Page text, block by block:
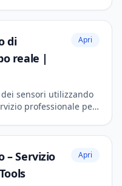
di
reale |
Apri
sensori utilizzando
professionale per
– Servizio
Apri